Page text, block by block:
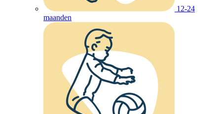
12-24
maanden